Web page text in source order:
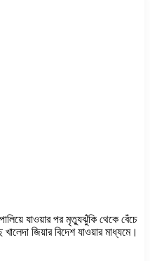
যাওয়ার পর মৃত্যুঝুঁকি থেকে বেঁচে
জিয়ার বিদেশ যাওয়ার মাধ্যমে।